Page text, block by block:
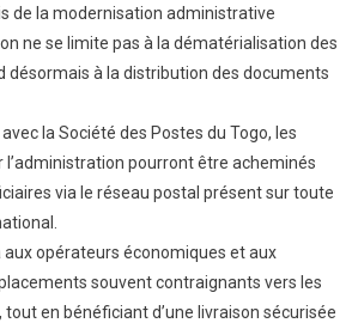
de la modernisation administrative
ne se limite pas à la dématérialisation des
désormais à la distribution des documents
la Société des Postes du Togo, les
pourront être acheminés
via le réseau postal présent sur toute
opérateurs économiques et aux
souvent contraignants vers les
en bénéficiant d’une livraison sécurisée